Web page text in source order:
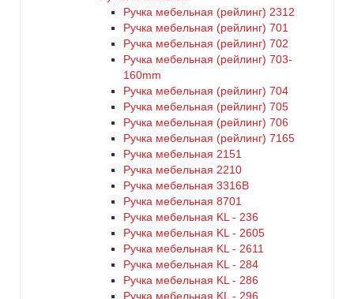
Ручка мебельная (рейлинг) 2312
Ручка мебельная (рейлинг) 701
Ручка мебельная (рейлинг) 702
Ручка мебельная (рейлинг) 703-
160mm
Ручка мебельная (рейлинг) 704
Ручка мебельная (рейлинг) 705
Ручка мебельная (рейлинг) 706
Ручка мебельная (рейлинг) 7165
Ручка мебельная 2151
Ручка мебельная 2210
Ручка мебельная 3316B
Ручка мебельная 8701
Ручка мебельная KL - 236
Ручка мебельная KL - 2605
Ручка мебельная KL - 2611
Ручка мебельная KL - 284
Ручка мебельная KL - 286
Ручка мебельная KL - 296